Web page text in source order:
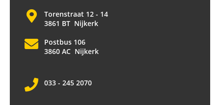
Torenstraat 12 - 14
3861 BT Nijkerk
Postbus 106
3860 AC Nijkerk
033 - 245 2070